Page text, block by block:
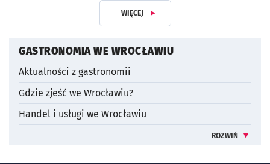
WIĘCEJ ARTYKUŁÓW
GASTRONOMIA WE WROCŁAWIU
Aktualności z gastronomii
Gdzie zjeść we Wrocławiu?
Handel i usługi we Wrocławiu
ROZWIŃ